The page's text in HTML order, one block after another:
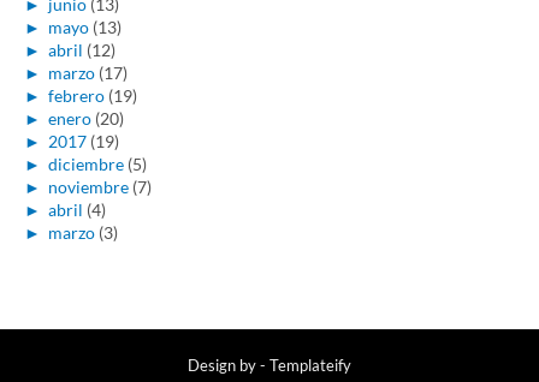
► mayo (13)
► abril (12)
► marzo (17)
► febrero (19)
► enero (20)
► 2017 (19)
► diciembre (5)
► noviembre (7)
► abril (4)
► marzo (3)
Design by - Templateify